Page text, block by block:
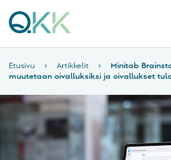
Etusivu › Artikkelit ›
Minitab
muutetaan oivalluksiksi ja oivallukset